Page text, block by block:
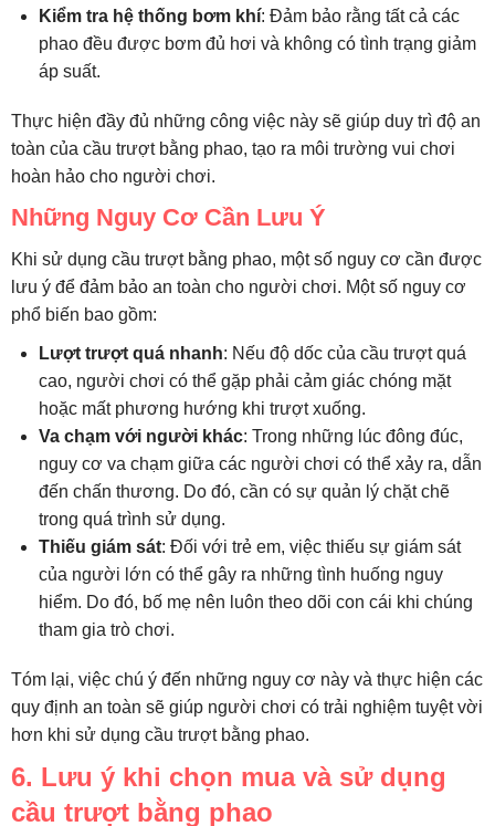
Kiểm tra hệ thống bơm khí: Đảm bảo rằng tất cả các
phao đều được bơm đủ hơi và không có tình trạng giảm
áp suất.
Thực hiện đầy đủ những công việc này sẽ giúp duy trì độ an
toàn của cầu trượt bằng phao, tạo ra môi trường vui chơi
hoàn hảo cho người chơi.
Những Nguy Cơ Cần Lưu Ý
Khi sử dụng cầu trượt bằng phao, một số nguy cơ cần được
lưu ý để đảm bảo an toàn cho người chơi. Một số nguy cơ
phổ biến bao gồm:
Lượt trượt quá nhanh: Nếu độ dốc của cầu trượt quá
cao, người chơi có thể gặp phải cảm giác chóng mặt
hoặc mất phương hướng khi trượt xuống.
Va chạm với người khác: Trong những lúc đông đúc,
nguy cơ va chạm giữa các người chơi có thể xảy ra, dẫn
đến chấn thương. Do đó, cần có sự quản lý chặt chẽ
trong quá trình sử dụng.
Thiếu giám sát: Đối với trẻ em, việc thiếu sự giám sát
của người lớn có thể gây ra những tình huống nguy
hiểm. Do đó, bố mẹ nên luôn theo dõi con cái khi chúng
tham gia trò chơi.
Tóm lại, việc chú ý đến những nguy cơ này và thực hiện các
quy định an toàn sẽ giúp người chơi có trải nghiệm tuyệt vời
hơn khi sử dụng cầu trượt bằng phao.
6. Lưu ý khi chọn mua và sử dụng
cầu trượt bằng phao